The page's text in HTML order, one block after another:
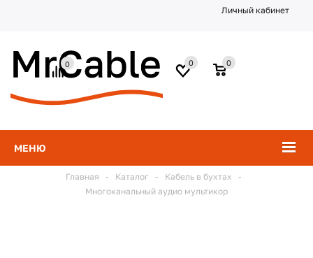
Личный кабинет
МЕНЮ
0
0
0
Главная - Каталог - Кабель в бухтах
-
Многоканальный аудио мультикор